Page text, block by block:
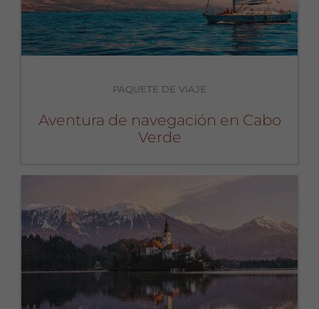
PAQUETE DE VIAJE
Aventura de navegación en Cabo
Verde